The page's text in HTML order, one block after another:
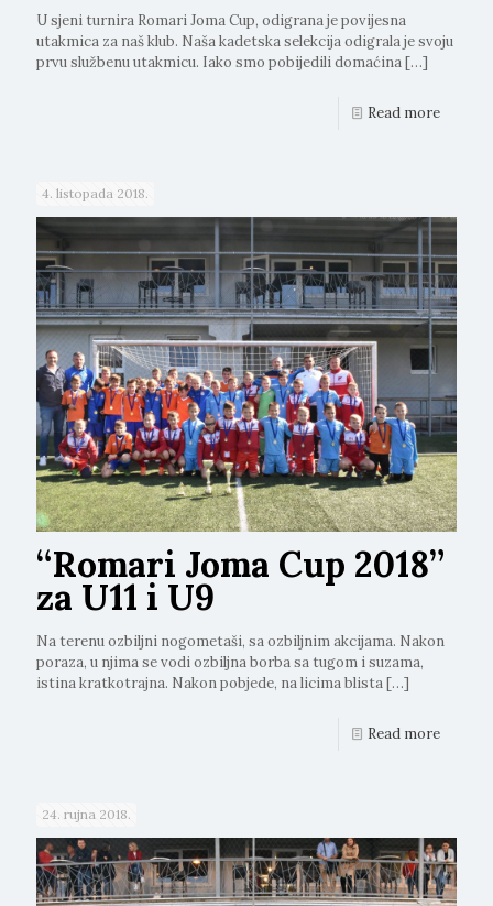
U sjeni turnira Romari Joma Cup, odigrana je povijesna
utakmica za naš klub. Naša kadetska selekcija odigrala je svoju
prvu službenu utakmicu. Iako smo pobijedili domaćina[…]
Read more
4. listopada 2018.
“Romari Joma Cup 2018”
za U11 i U9
Na terenu ozbiljni nogometaši, sa ozbiljnim akcijama. Nakon
poraza, u njima se vodi ozbiljna borba sa tugom i suzama,
istina kratkotrajna. Nakon pobjede, na licima blista[…]
Read more
24. rujna 2018.